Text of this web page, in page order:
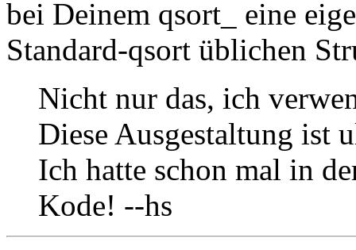
bei Deinem qsort_ eine
Standard-qsort üblichen
Nicht nur das, ich
Diese Ausgestaltung ist
Ich hatte schon mal in
Kode! --hs